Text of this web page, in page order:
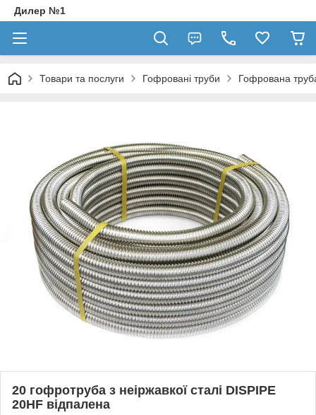
Дилер №1
Товари та послуги Гофровані труби Гофрована
20 гофротруба з неіржавкої сталі DISPIPE
20HF відпалена